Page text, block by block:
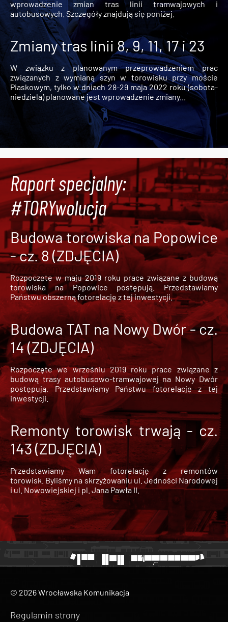
wprowadzenie zmian tras linii tramwajowych i
autobusowych. Szczegóły znajdują się poniżej.
Zmiany tras linii 8, 9, 11, 17 i 23
W związku z planowanym przeprowadzeniem prac
związanych z wymianą szyn w torowisku przy moście
Piaskowym, tylko w dniach 28-29 maja 2022 roku (sobota-
niedziela) planowane jest wprowadzenie zmiany...
Raport specjalny:
#TORYwolucja
Budowa torowiska na Popowice
- cz. 8 (ZDJĘCIA)
Rozpoczęte w maju 2019 roku prace związane z budową
torowiska na Popowice
postępują. Przedstawiamy
Państwu obszerną fotorelację z tej inwestycji.
Budowa TAT na Nowy Dwór - cz.
14 (ZDJĘCIA)
Rozpoczęte we wrześniu 2019 roku prace związane z
budową trasy autobusowo-tramwajowej na Nowy Dwór
postępują. Przedstawiamy Państwu fotorelację z tej
inwestycji.
Remonty torowisk trwają - cz.
143 (ZDJĘCIA)
Przedstawiamy Wam fotorelację z remontów
torowisk. Byliśmy na skrzyżowaniu ul. Jedności Narodowej
i ul. Nowowiejskiej i pl. Jana Pawła II.
© 2026 Wrocławska Komunikacja
Regulamin strony